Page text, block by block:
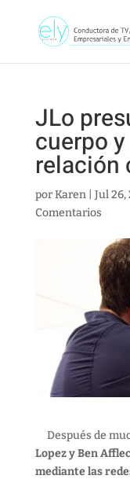
JLo
cuerpo
relación
porKaren| Jul 26,
Comentarios
Después de
Lopez y Ben
mediante las